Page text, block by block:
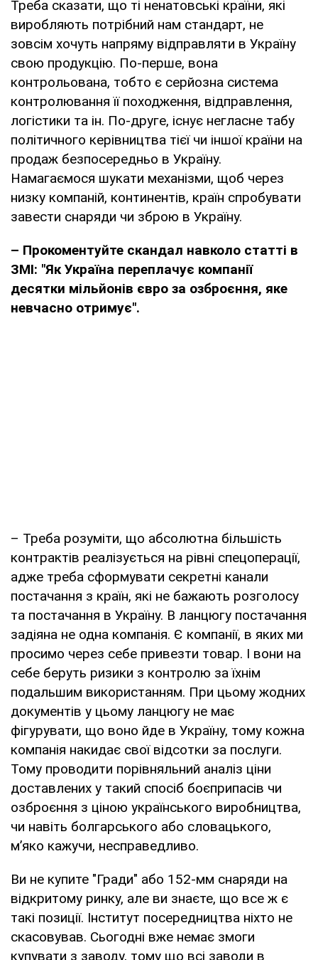
Треба сказати, що ті ненатовські країни, які
виробляють потрібний нам стандарт, не
зовсім хочуть напряму відправляти в Україну
свою продукцію. По-перше, вона
контрольована, тобто є серйозна система
контролювання її походження, відправлення,
логістики та ін. По-друге, існує негласне табу
політичного керівництва тієї чи іншої країни на
продаж безпосередньо в Україну.
Намагаємося шукати механізми, щоб через
низку компаній, континентів, країн спробувати
завести снаряди чи зброю в Україну.
– Прокоментуйте скандал навколо статті в
ЗМІ: "Як Україна переплачує компанії
десятки мільйонів євро за озброєння, яке
невчасно отримує".
– Треба розуміти, що абсолютна більшість
контрактів реалізується на рівні спецоперації,
адже треба сформувати секретні канали
постачання з країн, які не бажають розголосу
та постачання в Україну. В ланцюгу постачання
задіяна не одна компанія. Є компанії, в яких ми
просимо через себе привезти товар. І вони на
себе беруть ризики з контролю за їхнім
подальшим використанням. При цьому жодних
документів у цьому ланцюгу не має
фігурувати, що воно йде в Україну, тому кожна
компанія накидає свої відсотки за послуги.
Тому проводити порівняльний аналіз ціни
доставлених у такий спосіб боєприпасів чи
озброєння з ціною українського виробництва,
чи навіть болгарського або словацького,
м’яко кажучи, несправедливо.
Ви не купите "Гради" або 152-мм снаряди на
відкритому ринку, але ви знаєте, що все ж є
такі позиції. Інститут посередництва ніхто не
скасовував. Сьогодні вже немає змоги
купувати з заводу, тому що всі заводи в